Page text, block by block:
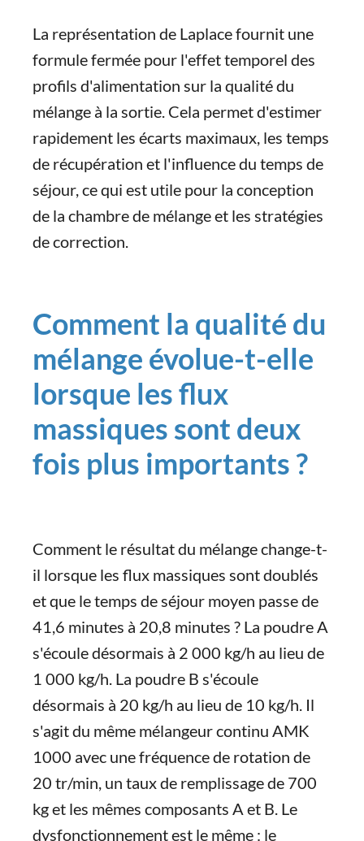
La représentation de Laplace fournit une
formule fermée pour l'effet temporel des
profils d'alimentation sur la qualité du
mélange à la sortie. Cela permet d'estimer
rapidement les écarts maximaux, les temps
de récupération et l'influence du temps de
séjour, ce qui est utile pour la conception
de la chambre de mélange et les stratégies
de correction.
Comment la qualité du
mélange évolue-t-elle
lorsque les flux
massiques sont deux
fois plus importants ?
Comment le résultat du mélange change-t-
il lorsque les flux massiques sont doublés
et que le temps de séjour moyen passe de
41,6 minutes à 20,8 minutes ? La poudre A
s'écoule désormais à 2 000 kg/h au lieu de
1 000 kg/h. La poudre B s'écoule
désormais à 20 kg/h au lieu de 10 kg/h. Il
s'agit du même mélangeur continu AMK
1000 avec une fréquence de rotation de
20 tr/min, un taux de remplissage de 700
kg et les mêmes composants A et B. Le
dysfonctionnement est le même : le